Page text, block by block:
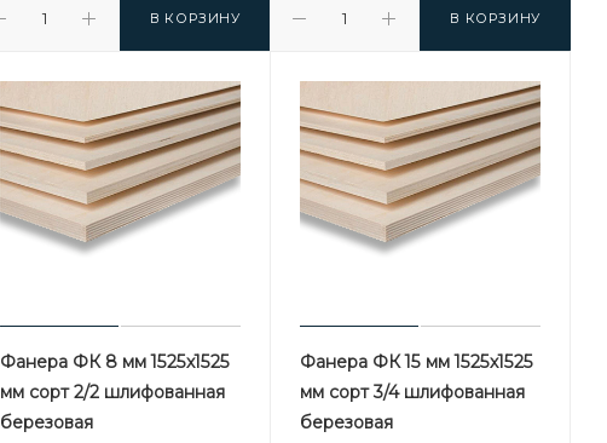
В КОРЗИНУ В КОРЗИНУ
Фанера ФК 8 мм 1525х1525
мм сорт 2/2 шлифованная
березовая
Фанера ФК 15 мм 1525х1525
мм сорт 3/4 шлифованная
березовая